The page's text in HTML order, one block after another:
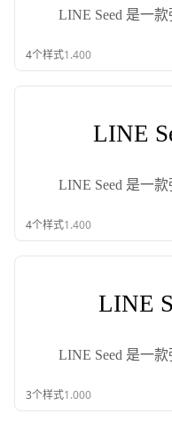
LINE Seed 是一
4个样式1.400
LINE
LINE Seed 是一
4个样式1.400
LINE
LINE Seed 是一
3个样式1.000